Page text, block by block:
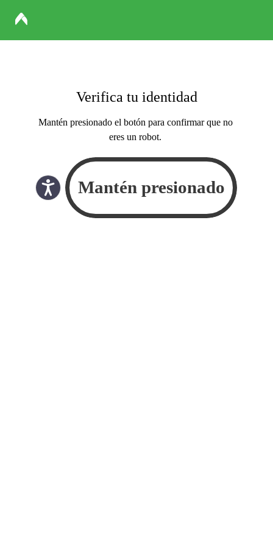
Verifica tu identidad
Mantén presionado el botón para confirmar que no
eres un robot.